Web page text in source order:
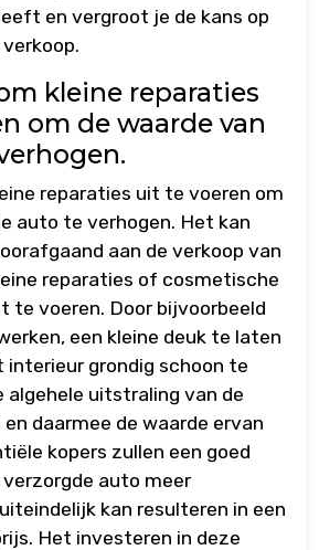
en vergroot je de kans op
kleine reparaties
om de waarde van
reparaties uit te voeren om
auto te verhogen. Het kan
aan de verkoop van
reparaties of cosmetische
te voeren. Door bijvoorbeeld
een kleine deuk te laten
grondig schoon te
algehele uitstraling van de
daarmee de waarde ervan
kopers zullen een goed
verzorgde auto meer
kan resulteren in een
Het investeren in deze